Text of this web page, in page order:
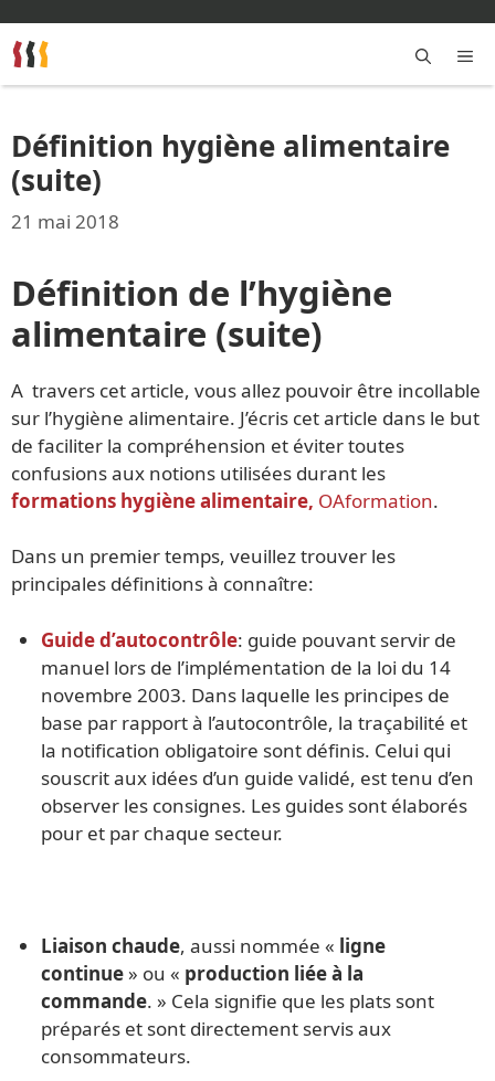
au
contenu
Définition hygiène alimentaire
(suite)
21 mai 2018
Définition de l’hygiène
alimentaire (suite)
A travers cet article, vous allez pouvoir être incollable
sur l’hygiène alimentaire. J’écris cet article dans le but
de faciliter la compréhension et éviter toutes
confusions aux notions utilisées durant les
formations hygiène alimentaire, OAformation.
Dans un premier temps, veuillez trouver les
principales définitions à connaître:
Guide d’autocontrôle: guide pouvant servir de
manuel lors de l’implémentation de la loi du 14
novembre 2003. Dans laquelle les principes de
base par rapport à l’autocontrôle, la traçabilité et
la notification obligatoire sont définis. Celui qui
souscrit aux idées d’un guide validé, est tenu d’en
observer les consignes. Les guides sont élaborés
pour et par chaque secteur.
Liaison chaude, aussi nommée « ligne
continue » ou « production liée à la
commande. » Cela signifie que les plats sont
préparés et sont directement servis aux
consommateurs.